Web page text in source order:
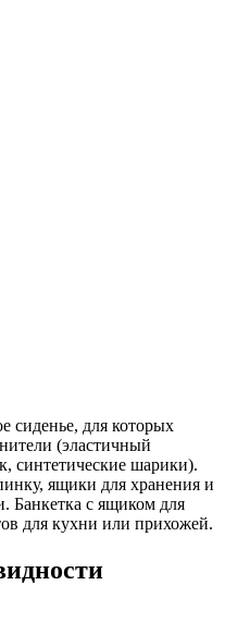
сиденье, для которых
(эластичный
синтетические шарики).
ящики для хранения и
Банкетка с ящиком для
для кухни или прихожей.